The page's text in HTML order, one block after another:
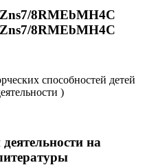
8RMEbMH4C
8RMEbMH4C
способностей детей
)
на